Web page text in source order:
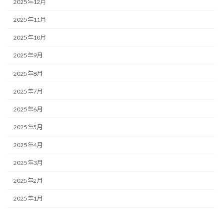
2025年12月
2025年11月
2025年10月
2025年9月
2025年8月
2025年7月
2025年6月
2025年5月
2025年4月
2025年3月
2025年2月
2025年1月